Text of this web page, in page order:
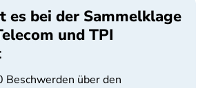
es bei der Sammelklage
und TPI
Beschwerden über den